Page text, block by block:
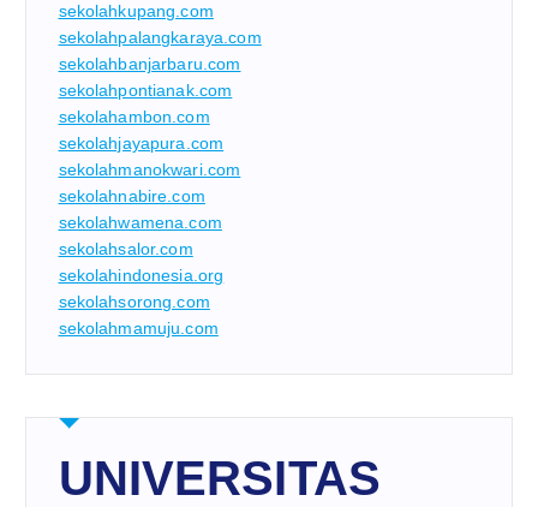
sekolahkupang.com
sekolahpalangkaraya.com
sekolahbanjarbaru.com
sekolahpontianak.com
sekolahambon.com
sekolahjayapura.com
sekolahmanokwari.com
sekolahnabire.com
sekolahwamena.com
sekolahsalor.com
sekolahindonesia.org
sekolahsorong.com
sekolahmamuju.com
UNIVERSITAS